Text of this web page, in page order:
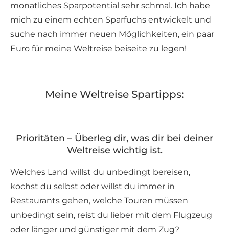
monatliches Sparpotential sehr schmal. Ich habe
mich zu einem echten Sparfuchs entwickelt und
suche nach immer neuen Möglichkeiten, ein paar
Euro für meine Weltreise beiseite zu legen!
Meine Weltreise Spartipps:
Prioritäten – Überleg dir, was dir bei deiner
Weltreise wichtig ist.
Welches Land willst du unbedingt bereisen,
kochst du selbst oder willst du immer in
Restaurants gehen, welche Touren müssen
unbedingt sein, reist du lieber mit dem Flugzeug
oder länger und günstiger mit dem Zug?